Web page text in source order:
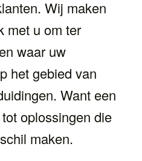
Wij maken
met u om ter
waar uw
het gebied van
Want een
oplossingen die
maken.